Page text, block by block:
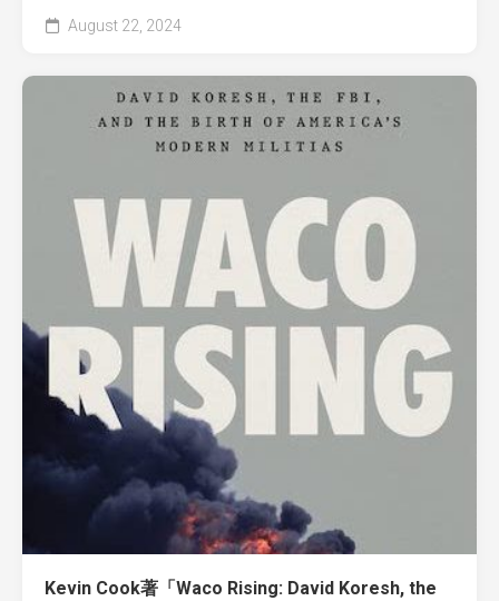
August 22, 2024
Kevin Cook著「Waco Rising: David Koresh, the